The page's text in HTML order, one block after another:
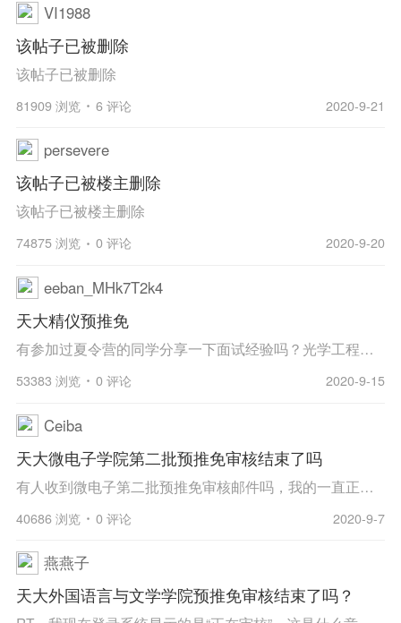
VI1988
该帖子已被删除
该帖子已被删除
81909 浏览 6 评论 2020-9-21
persevere
该帖子已被楼主删除
该帖子已被楼主删除
74875 浏览 0 评论 2020-9-20
eeban_MHk7T2k4
天大精仪预推免
有参加过夏令营的同学分享一下面试经验吗？光学工程和光电子技术有啥区别吗？
53383 浏览 0 评论 2020-9-15
Ceiba
天大微电子学院第二批预推免审核结束了吗
有人收到微电子第二批预推免审核邮件吗，我的一直正在审核，是不是凉了啊
40686 浏览 0 评论 2020-9-7
燕燕子
天大外国语言与文学学院预推免审核结束了吗？